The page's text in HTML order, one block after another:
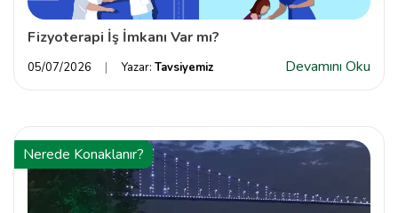
Fizyoterapi İş İmkanı Var mı?
05/07/2026 Yazar: Tavsiyemiz Devamını Oku
Nerede Konaklanır?